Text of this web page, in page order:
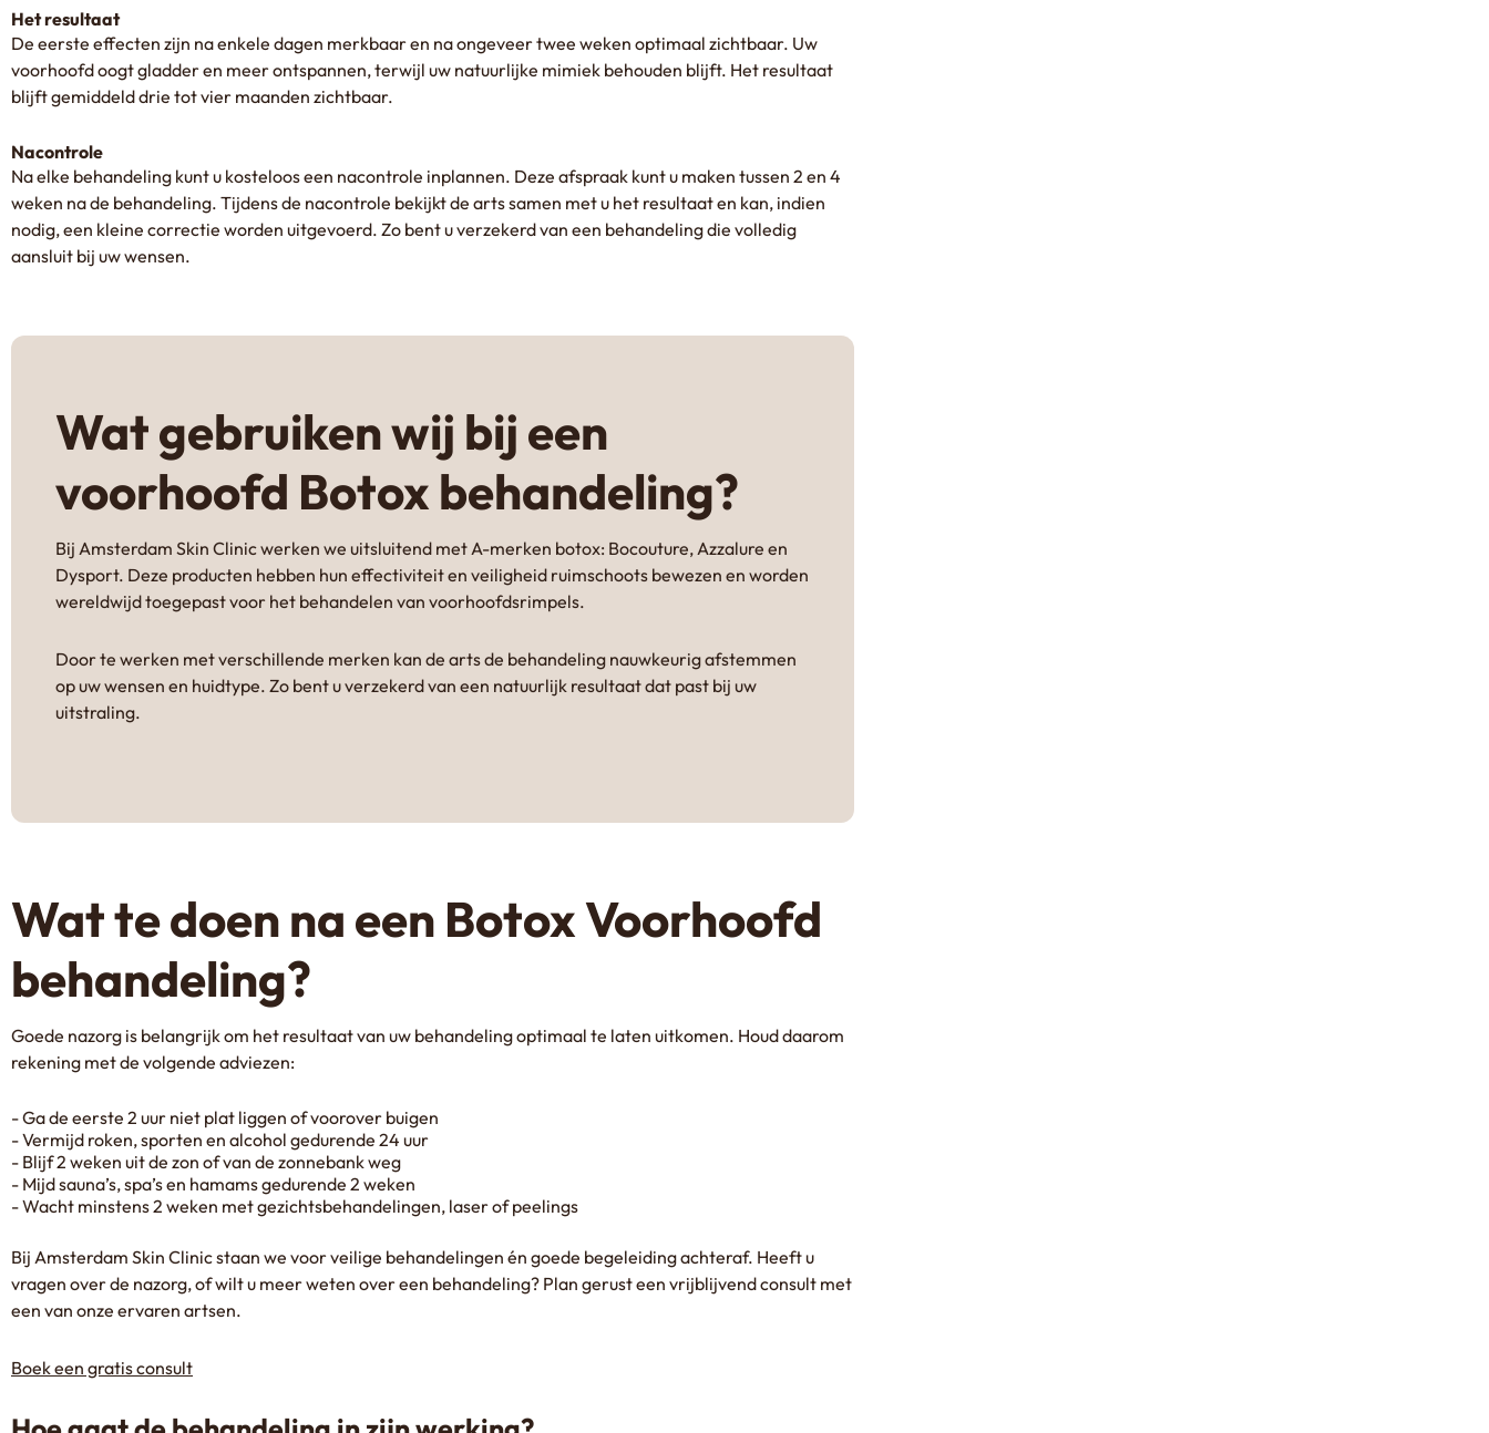
Het resultaat
De eerste effecten zijn na enkele dagen merkbaar en na ongeveer twee weken optimaal zichtbaar. Uw
voorhoofd oogt gladder en meer ontspannen, terwijl uw natuurlijke mimiek behouden blijft. Het resultaat
blijft gemiddeld drie tot vier maanden zichtbaar.
Nacontrole
Na elke behandeling kunt u kosteloos een nacontrole inplannen. Deze afspraak kunt u maken tussen 2 en 4
weken na de behandeling. Tijdens de nacontrole bekijkt de arts samen met u het resultaat en kan, indien
nodig, een kleine correctie worden uitgevoerd. Zo bent u verzekerd van een behandeling die volledig
aansluit bij uw wensen.
Wat gebruiken wij bij een
voorhoofd Botox behandeling?
Bij Amsterdam Skin Clinic werken we uitsluitend met A-merken botox: Bocouture, Azzalure en
Dysport. Deze producten hebben hun effectiviteit en veiligheid ruimschoots bewezen en worden
wereldwijd toegepast voor het behandelen van voorhoofdsrimpels.
Door te werken met verschillende merken kan de arts de behandeling nauwkeurig afstemmen
op uw wensen en huidtype. Zo bent u verzekerd van een natuurlijk resultaat dat past bij uw
uitstraling.
Wat te doen na een Botox Voorhoofd
behandeling?
Goede nazorg is belangrijk om het resultaat van uw behandeling optimaal te laten uitkomen. Houd daarom
rekening met de volgende adviezen:
Ga de eerste 2 uur niet plat liggen of voorover buigen
Vermijd roken, sporten en alcohol gedurende 24 uur
Blijf 2 weken uit de zon of van de zonnebank weg
Mijd sauna’s, spa’s en hamams gedurende 2 weken
Wacht minstens 2 weken met gezichtsbehandelingen, laser of peelings
Bij Amsterdam Skin Clinic staan we voor veilige behandelingen én goede begeleiding achteraf. Heeft u
vragen over de nazorg, of wilt u meer weten over een behandeling? Plan gerust een vrijblijvend consult met
een van onze ervaren artsen.
Boek een gratis consult